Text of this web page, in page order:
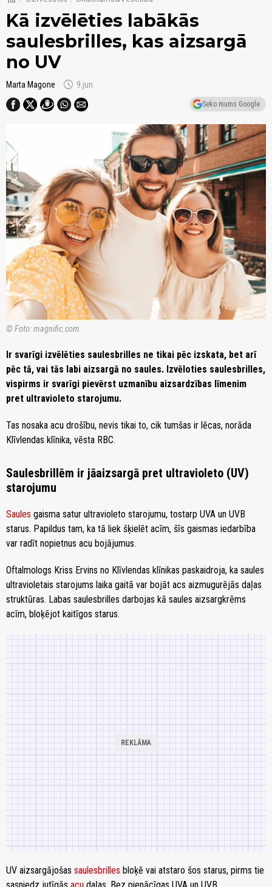
Kā izvēlēties labākās
saulesbrilles, kas aizsargā
no UV
Marta Magone schedule 9.jun
Seko mums Google
© Foto: magnific.com
Ir svarīgi izvēlēties saulesbrilles ne tikai pēc izskata, bet arī
pēc tā, vai tās labi aizsargā no saules. Izvēloties saulesbrilles,
vispirms ir svarīgi pievērst uzmanību aizsardzības līmenim
pret ultravioleto starojumu.
Tas nosaka acu drošību, nevis tikai to, cik tumšas ir lēcas, norāda
Klīvlendas klīnika, vēsta RBC.
Saulesbrillēm ir jāaizsargā pret ultravioleto (UV)
starojumu
Saules gaisma satur ultravioleto starojumu, tostarp UVA un UVB
starus. Papildus tam, ka tā liek šķielēt acīm, šīs gaismas iedarbība
var radīt nopietnus acu bojājumus.
Oftalmologs Kriss Ervins no Klīvlendas klīnikas paskaidroja, ka saules
ultravioletais starojums laika gaitā var bojāt acs aizmugurējās daļas
struktūras. Labas saulesbrilles darbojas kā saules aizsargkrēms
acīm, bloķējot kaitīgos starus.
UV aizsargājošas saulesbrilles bloķē vai atstaro šos starus, pirms tie